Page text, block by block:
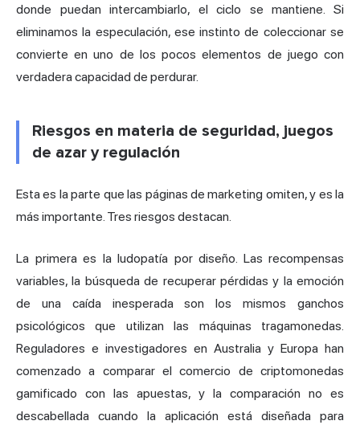
donde puedan intercambiarlo, el ciclo se mantiene. Si
eliminamos la especulación, ese instinto de coleccionar se
convierte en uno de los pocos elementos de juego con
verdadera capacidad de perdurar.
Riesgos en materia de seguridad, juegos
de azar y regulación
Esta es la parte que las páginas de marketing omiten, y es la
más importante. Tres riesgos destacan.
La primera es la ludopatía por diseño. Las recompensas
variables, la búsqueda de recuperar pérdidas y la emoción
de una caída inesperada son los mismos ganchos
psicológicos que utilizan las máquinas tragamonedas.
Reguladores e investigadores en Australia y Europa han
comenzado a comparar el comercio de criptomonedas
gamificado con las apuestas, y la comparación no es
descabellada cuando la aplicación está diseñada para